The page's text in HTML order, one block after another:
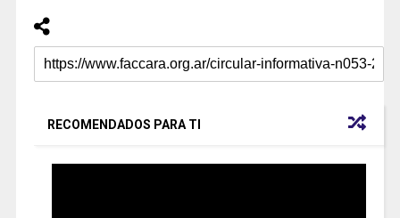
RECOMENDADOS PARA TI